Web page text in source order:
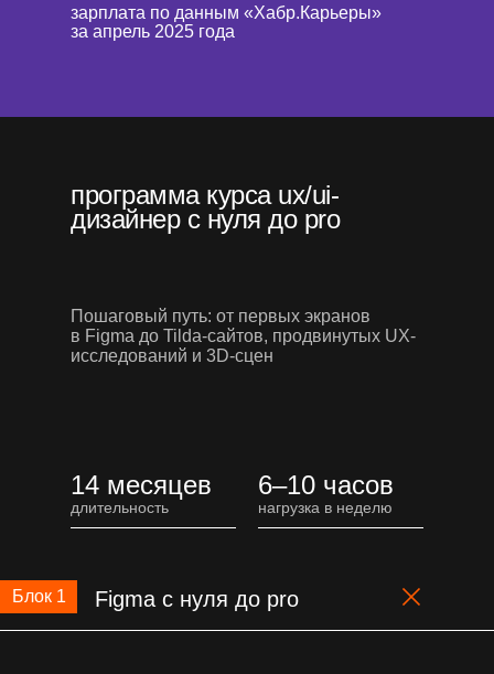
зарплата по данным «Хабр.Карьеры»
за апрель 2025 года
программа курса ux/ui-
дизайнер с нуля до pro
Пошаговый путь: от первых экранов
в Figma до Tilda-сайтов, продвинутых UX-
исследований и 3D-сцен
14 месяцев
длительность
6–10 часов
нагрузка в неделю
Figma с нуля до pro
Блок 1